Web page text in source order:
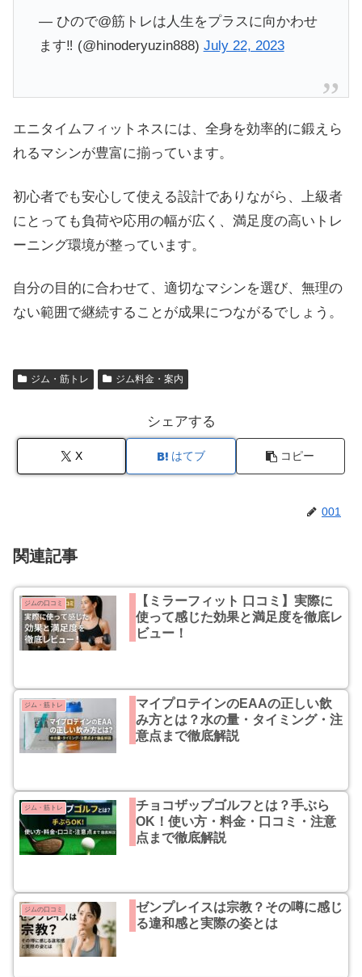
— ひので@筋トレは人生をプラスに向かわせ
ます‼️ (@hinoderyuzin888) July 22, 2023
エニタイムフィットネスには、全身を効率的に鍛えら
れるマシンが豊富に揃っています。
初心者でも安心して使える設計でありながら、上級者
にとっても負荷や応用の幅が広く、満足度の高いトレ
ーニング環境が整っています。
自分の目的に合わせて、適切なマシンを選び、無理の
ない範囲で継続することが成果につながるでしょう。
ジム・筋トレ ジム料金・案内
シェアする
X はてブ コピー
001
関連記事
ジムの口コミ
【ミラーフィット 口コミ】実際に
使って感じた効果と満足度を徹底レ
ビュー！
ジム・筋トレ
マイプロテインのEAAの正しい飲
み方とは？水の量・タイミング・注
意点まで徹底解説
ジム・筋トレ
チョコザップゴルフとは？手ぶら
OK！使い方・料金・口コミ・注意
点まで徹底解説
ジムの口コミ
ゼンプレイスは宗教？その噂に感じ
る違和感と実際の姿とは